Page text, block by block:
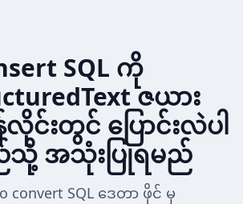
SQL ကို
ဇယား
င်းတွင် ပြောင်းလဲပါ
အသုံးပြုရမည်
convert SQL ဒေတာ ဖိုင် မှ